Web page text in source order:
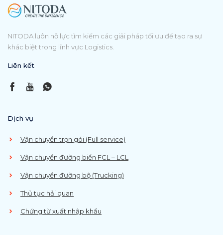
NITODA luôn nỗ lực tìm kiếm các giải pháp tối ưu để tạo ra sự
khác biệt trong lĩnh vực Logistics.
Liên kết
Dịch vụ
Vận chuyển trọn gói (Full service)
Vận chuyển đường biển FCL – LCL
Vận chuyển đường bộ (Trucking)
Thủ tục hải quan
Chứng từ xuất nhập khẩu